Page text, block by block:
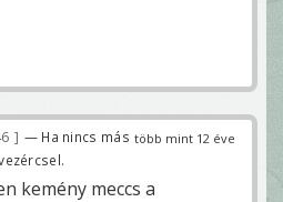
több mint 12 éve
— Ha nincs más
kemény meccs a